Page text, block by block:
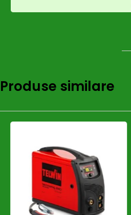
Produse similare